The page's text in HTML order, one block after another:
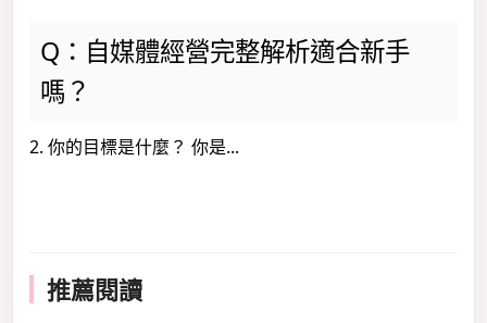
Q：自媒體經營完整解析適合新手
嗎？
2. 你的目標是什麼？ 你是...
推薦閱讀